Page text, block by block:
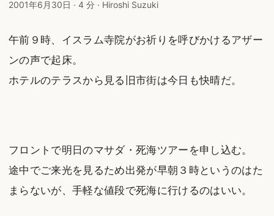
2001年6月30日 · 4 分 · Hiroshi Suzuki
午前９時、イスラム寺院がお祈りを呼びかけるアザー
ンの声で起床。
ホテルのテラスから見る旧市街は今日も快晴だ。
フロントで明日のマサダ・死海ツアーを申し込む。
途中でご来光を見るため出発が早朝３時というのはた
まらないが、手軽な値段で死海に行けるのはいい。